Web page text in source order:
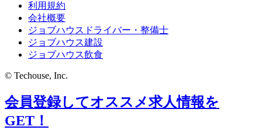
利用規約
会社概要
ジョブハウスドライバー・整備士
ジョブハウス建設
ジョブハウス飲食
© Techouse, Inc.
会員登録してオススメ求人情報を
GET！